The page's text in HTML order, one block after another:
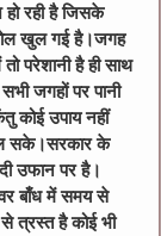
हो रही है जिसके
खुल गई है।जगह
परेशानी है ही साथ
जगहों पर पानी
कोई उपाय नहीं
सके।सरकार के
उफान पर है।
बाँध में समय से
त्रस्त है कोई भी